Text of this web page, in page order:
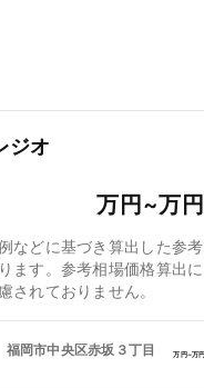
ジオ
万円~万円
などに基づき算出した参考
ます。参考相場価格算出に
されておりません。
福岡市中央区赤坂３丁目 万円~万円